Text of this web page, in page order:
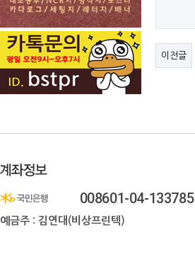
이전글
008601-04-133785
예금주 : 김연대(비상프린텍)